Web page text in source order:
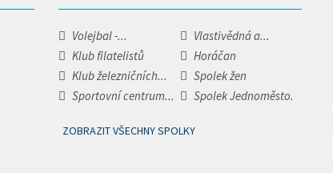
Volejbal -...
Vlastivědná a...
Klub filatelistů
Horáčan
Klub železničních...
Spolek žen
Sportovní centrum...
Spolek Jednoměsto.
ZOBRAZIT VŠECHNY SPOLKY